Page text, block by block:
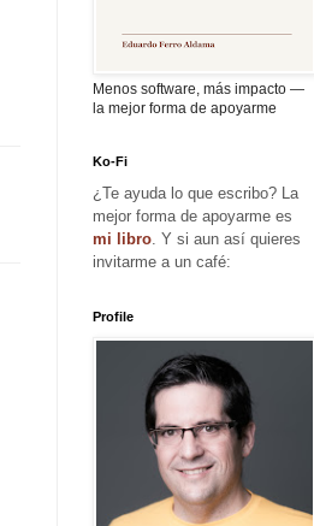
Menos software, más impacto —
la mejor forma de apoyarme
Ko-Fi
¿Te ayuda lo que escribo? La
mejor forma de apoyarme es
mi libro . Y si aun así quieres
invitarme a un café:
Profile